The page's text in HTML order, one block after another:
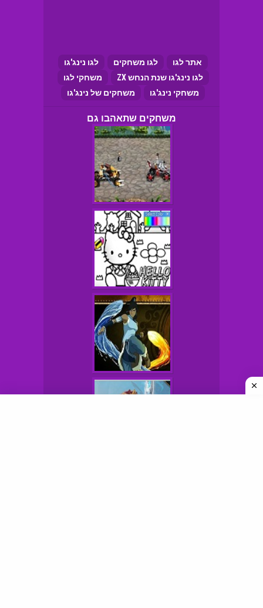
אתר לגו לגו משחקים
לגו נינג'גו
לגו נינג'גו שנת הנחש ZX
משחקי לגו
משחקי נינג'גו
משחקים של נינג'גו
משחקים שתאהבו גם